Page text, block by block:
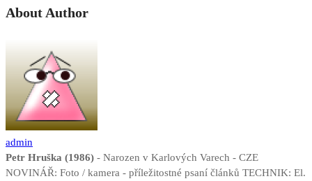
About Author
admin
Petr Hruška (1986) - Narozen v Karlových Varech - CZE
NOVINÁŘ: Foto / kamera - příležitostné psaní článků TECHNIK: El.